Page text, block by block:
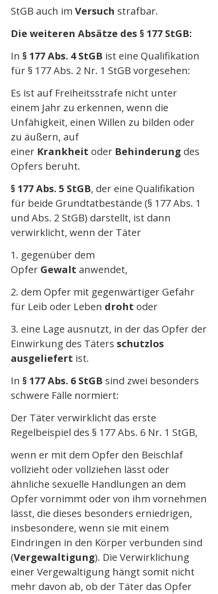
StGB auch imVersuch strafbar.
Die weiteren Absätze des § 177 StGB:
In § 177 Abs. 4 StGB ist eine Qualifikation
für § 177 Abs. 2 Nr. 1 StGB vorgesehen:
Es ist auf Freiheitsstrafe nicht unter
einem Jahr zu erkennen, wenn die
Unfähigkeit, einen Willen zu bilden oder
zu äußern, auf
einer Krankheit oder Behinderung des
Opfers beruht.
§ 177 Abs. 5 StGB, der eine Qualifikation
für beide Grundtatbestände (§ 177 Abs. 1
und Abs. 2 StGB) darstellt, ist dann
verwirklicht, wenn der Täter
1. gegenüber dem
Opfer Gewalt anwendet,
2. dem Opfer mit gegenwärtiger Gefahr
für Leib oder Leben droht oder
3. eine Lage ausnutzt, in der das Opfer der
Einwirkung des Tätersschutzlos
ausgeliefert ist.
In § 177 Abs. 6 StGB sind zwei besonders
schwere Fälle normiert:
Der Täter verwirklicht das erste
Regelbeispiel des § 177 Abs. 6 Nr. 1 StGB,
wenn er mit dem Opfer den Beischlaf
vollzieht oder vollziehen lässt oder
ähnliche sexuelle Handlungen an dem
Opfer vornimmt oder von ihm vornehmen
lässt, die dieses besonders erniedrigen,
insbesondere, wenn sie mit einem
Eindringen in den Körper verbunden sind
(Vergewaltigung). Die Verwirklichung
einer Vergewaltigung hängt somit nicht
mehr davon ab, ob der Täter das Opfer